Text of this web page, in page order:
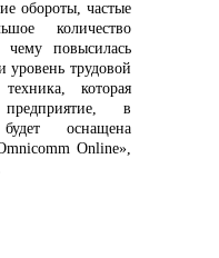
обороты, частые
количество
чему повысилась
уровень трудовой
которая
в
оснащена
Online»,